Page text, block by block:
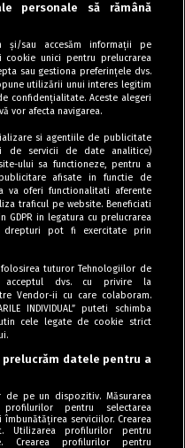
1
personale să rămână
și/sau accesăm informații pe
unici pentru prelucrarea
sau gestiona preferințele dvs.
utilizării unui interes legitim
confidențialitate. Aceste alegeri
vor afecta navigarea.
si agentiile de publicitate
de servicii de date analitice)
ului sa functioneze, pentru a
afisate in functie de
va oferi functionalitati aferente
traficul pe website. Beneficiati
in legatura cu prelucrarea
drepturi pot fi exercitate prin
folosirea tuturor Tehnologiilor de
acceptul dvs. cu privire la
Vendor-ii cu care colaboram.
INDIVIDUAL” puteti schimba
cele legate de cookie strict
datele pentru a
de pe un dispozitiv. Măsurarea
profilurilor pentru selectarea
serviciilor. Crearea
Utilizarea profilurilor pentru
Crearea profilurilor pentru